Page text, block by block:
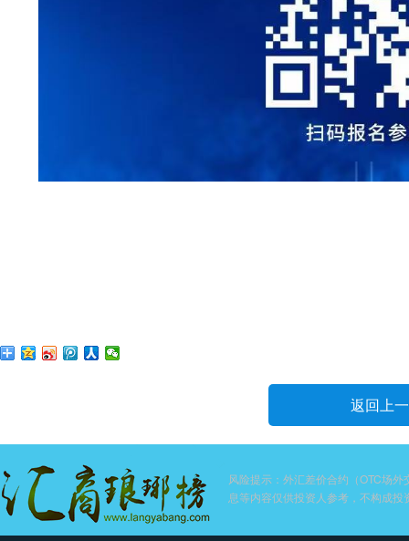
返回上
风险提示：外汇差价合约（OTC场
息等内容仅供投资人参考，不构成投